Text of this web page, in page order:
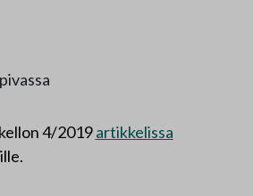
4/2019artikkelissa